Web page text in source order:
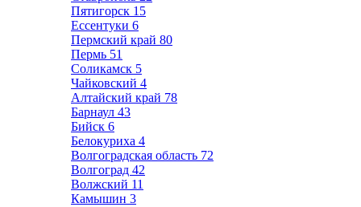
Пятигорск 15
Ессентуки 6
Пермский край 80
Пермь 51
Соликамск 5
Чайковский 4
Алтайский край 78
Барнаул 43
Бийск 6
Белокуриха 4
Волгоградская область 72
Волгоград 42
Волжский 11
Камышин 3